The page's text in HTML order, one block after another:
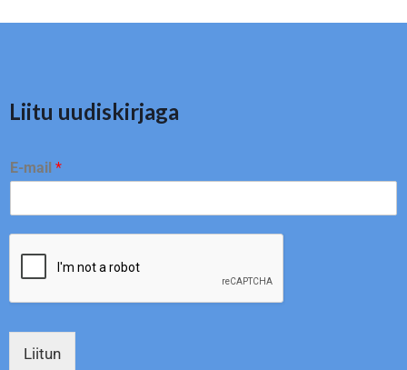
Liitu uudiskirjaga
E-mail *
Liitun